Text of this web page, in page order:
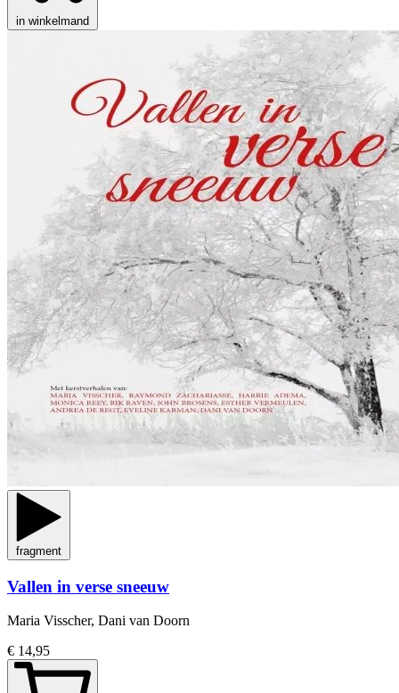
in winkelmand
fragment
Vallen in verse sneeuw
Maria Visscher, Dani van Doorn
€ 14,95